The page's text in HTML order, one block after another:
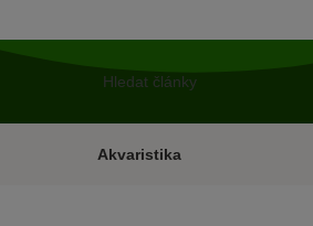
Akvaristika